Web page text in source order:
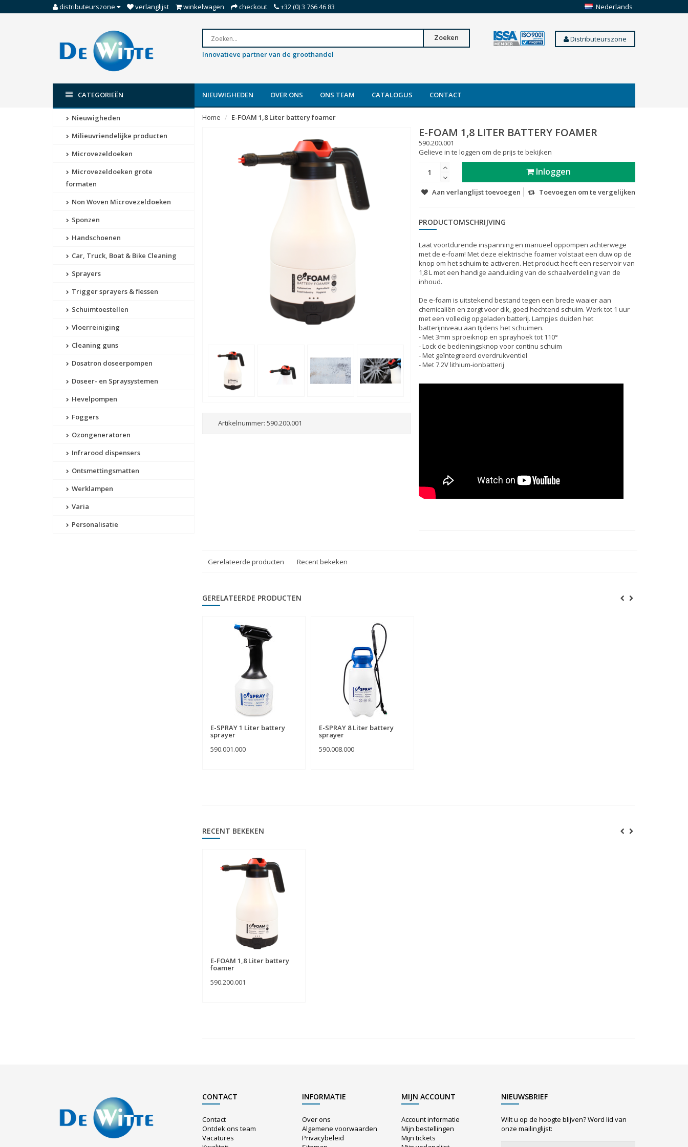
distributeurszone verlanglijst winkelwagen checkout +32 (0) 3 766 46 83 Nederlands
Zoeken
Innovatieve partner van de groothandel
Distributeurszone
CATEGORIEËN NIEUWIGHEDEN OVER ONS ONS TEAM CATALOGUS CONTACT
Nieuwigheden
Milieuvriendelijke producten
Microvezeldoeken
Microvezeldoeken grote
formaten
Non Woven Microvezeldoeken
Sponzen
Handschoenen
Car, Truck, Boat & Bike Cleaning
Sprayers
Trigger sprayers & flessen
Schuimtoestellen
Vloerreiniging
Cleaning guns
Dosatron doseerpompen
Doseer- en Spraysystemen
Hevelpompen
Foggers
Ozongeneratoren
Infrarood dispensers
Ontsmettingsmatten
Werklampen
Varia
Personalisatie
Home E-FOAM 1,8 Liter battery foamer
Artikelnummer: 590.200.001
E-FOAM 1,8 LITER BATTERY FOAMER
590.200.001
Gelieve in te loggen om de prijs te bekijken
Inloggen
Aan verlanglijst toevoegen Toevoegen om te vergelijken
PRODUCTOMSCHRIJVING
Laat voortdurende inspanning en manueel oppompen achterwege
met de e-foam! Met deze elektrische foamer volstaat een duw op de
knop om het schuim te activeren. Het product heeft een reservoir van
1,8 L met een handige aanduiding van de schaalverdeling van de
inhoud.
De e-foam is uitstekend bestand tegen een brede waaier aan
chemicaliën en zorgt voor dik, goed hechtend schuim. Werk tot 1 uur
met een volledig opgeladen batterij. Lampjes duiden het
batterijniveau aan tijdens het schuimen.
- Met 3mm sproeiknop en sprayhoek tot 110°
- Lock de bedieningsknop voor continu schuim
- Met geïntegreerd overdrukventiel
- Met 7.2V lithium-ionbatterij
Gerelateerde producten Recent bekeken
GERELATEERDE PRODUCTEN
E-SPRAY 1 Liter battery
sprayer
590.001.000
E-SPRAY 8 Liter battery
sprayer
590.008.000
RECENT BEKEKEN
E-FOAM 1,8 Liter battery
foamer
590.200.001
CONTACT
Contact
Ontdek ons team
Vacatures
INFORMATIE
Over ons
Algemene voorwaarden
Privacybeleid
MIJN ACCOUNT
Account informatie
Mijn bestellingen
Mijn tickets
NIEUWSBRIEF
Wilt u op de hoogte blijven? Word lid van
onze mailinglijst: